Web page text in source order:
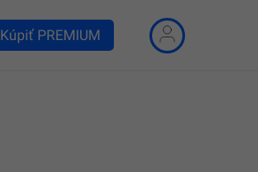
Kúpiť PREMIUM